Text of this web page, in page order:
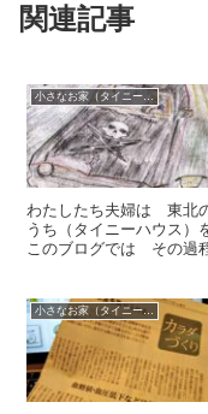
関連記事
小さなお家（タイニーハウス）で暮らす
わたしたち夫婦は 東北
うち（タイニーハウス
このブログでは その過
小さなお家（タイニーハウス）で暮らす